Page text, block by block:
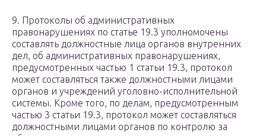
9. Протоколы об административных
правонарушениях по статье 19.3 уполномочены
составлять должностные лица органов внутренних
дел, об административных правонарушениях,
предусмотренных частью 1 статьи 19.3, протокол
может составляться также должностными лицами
органов и учреждений уголовно-исполнительной
системы. Кроме того, по делам, предусмотренным
частью 3 статьи 19.3, протокол может составляться
должностными лицами органов по контролю за